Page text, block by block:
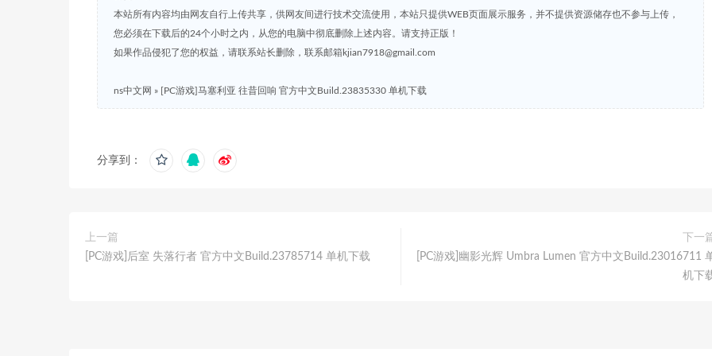
本站所有内容均由网友自行上传共享，供网友间进行技术交流使用，本站只提供WEB页面展示服务，并不提供资源储存也不参与上传，
您必须在下载后的24个小时之内，从您的电脑中彻底删除上述内容。请支持正版！
如果作品侵犯了您的权益，请联系站长删除，联系邮箱kjian7918@gmail.com
ns中文网 » [PC游戏]马塞利亚 往昔回响 官方中文Build.23835330 单机下载
分享到：
上一篇
[PC游戏]后室 失落行者 官方中文Build.23785714 单机下载
下一
[PC游戏]幽影光辉 Umbra Lumen 官方中文Build.23016711
机下